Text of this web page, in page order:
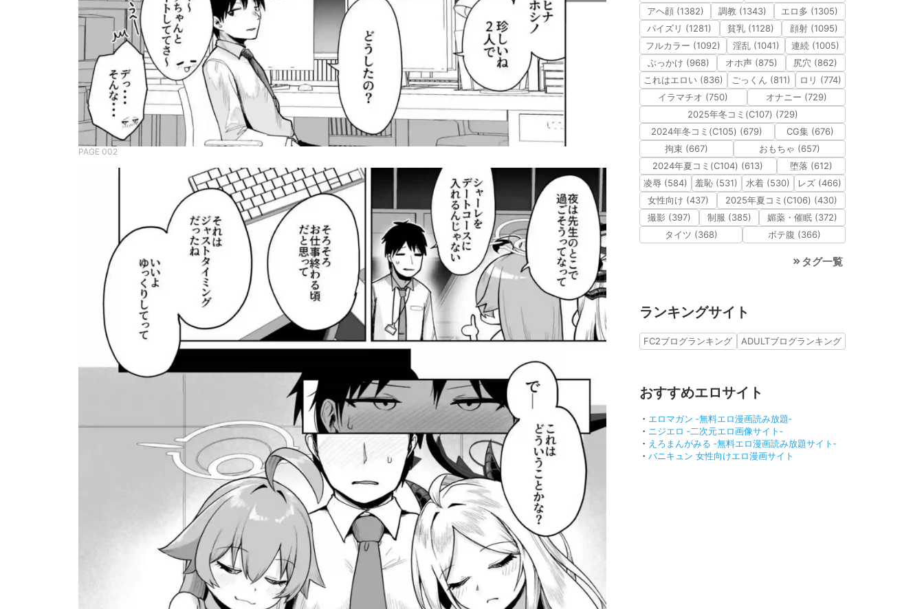
PAGE 002
アヘ顔 (1382)
調教 (1343)
エロ多 (1305)
パイズリ (1281)
貧乳 (1128)
顔射 (1095)
フルカラー (1092)
淫乱 (1041)
連続 (1005)
ぶっかけ (968)
オホ声 (875)
尻穴 (862)
これはエロい (836)
ごっくん (811)
ロリ (774)
イラマチオ (750)
オナニー (729)
2025年冬コミ(C107) (729)
2024年冬コミ(C105) (679)
CG集 (676)
拘束 (667)
おもちゃ (657)
2024年夏コミ(C104) (613)
堕落 (612)
凌辱 (584)
羞恥 (531) 水着 (530)
レズ (466)
女性向け (437)
2025年夏コミ(C106) (430)
撮影 (397)
制服 (385)
媚薬・催眠 (372)
タイツ (368)
ボテ腹 (366)
タグ一覧
ランキングサイト
FC2ブログランキング ADULTブログランキング
おすすめエロサイト
・ エロマガン ‐無料エロ漫画読み放題‐
・ ニジエロ ‐二次元エロ画像サイト‐
・ えろまんがみる ‐無料エロ漫画読み放題サイト‐
・ バニキュン 女性向けエロ漫画サイト